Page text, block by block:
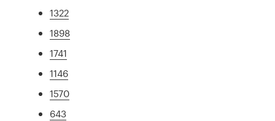
1322
1898
1741
1146
1570
643